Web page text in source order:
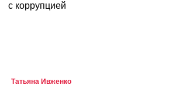
с коррупцией
Татьяна Ивженко